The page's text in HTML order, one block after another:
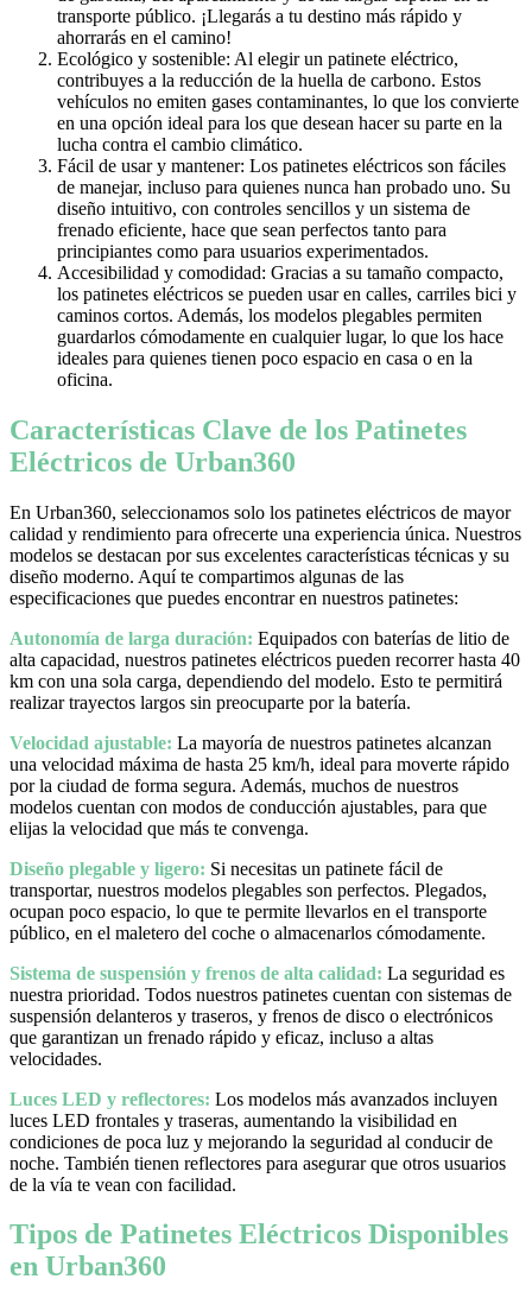
transporte público. ¡Llegarás a tu destino más rápido y
ahorrarás en el camino!
Ecológico y sostenible: Al elegir un patinete eléctrico,
contribuyes a la reducción de la huella de carbono. Estos
vehículos no emiten gases contaminantes, lo que los convierte
en una opción ideal para los que desean hacer su parte en la
lucha contra el cambio climático.
Fácil de usar y mantener: Los patinetes eléctricos son fáciles
de manejar, incluso para quienes nunca han probado uno. Su
diseño intuitivo, con controles sencillos y un sistema de
frenado eficiente, hace que sean perfectos tanto para
principiantes como para usuarios experimentados.
Accesibilidad y comodidad: Gracias a su tamaño compacto,
los patinetes eléctricos se pueden usar en calles, carriles bici y
caminos cortos. Además, los modelos plegables permiten
guardarlos cómodamente en cualquier lugar, lo que los hace
ideales para quienes tienen poco espacio en casa o en la
oficina.
Características Clave de los Patinetes
Eléctricos de Urban360
En Urban360, seleccionamos solo los patinetes eléctricos de mayor
calidad y rendimiento para ofrecerte una experiencia única. Nuestros
modelos se destacan por sus excelentes características técnicas y su
diseño moderno. Aquí te compartimos algunas de las
especificaciones que puedes encontrar en nuestros patinetes:
Autonomía de larga duración: Equipados con baterías de litio de
alta capacidad, nuestros patinetes eléctricos pueden recorrer hasta 40
km con una sola carga, dependiendo del modelo. Esto te permitirá
realizar trayectos largos sin preocuparte por la batería.
Velocidad ajustable: La mayoría de nuestros patinetes alcanzan
una velocidad máxima de hasta 25 km/h, ideal para moverte rápido
por la ciudad de forma segura. Además, muchos de nuestros
modelos cuentan con modos de conducción ajustables, para que
elijas la velocidad que más te convenga.
Diseño plegable y ligero: Si necesitas un patinete fácil de
transportar, nuestros modelos plegables son perfectos. Plegados,
ocupan poco espacio, lo que te permite llevarlos en el transporte
público, en el maletero del coche o almacenarlos cómodamente.
Sistema de suspensión y frenos de alta calidad: La seguridad es
nuestra prioridad. Todos nuestros patinetes cuentan con sistemas de
suspensión delanteros y traseros, y frenos de disco o electrónicos
que garantizan un frenado rápido y eficaz, incluso a altas
velocidades.
Luces LED y reflectores: Los modelos más avanzados incluyen
luces LED frontales y traseras, aumentando la visibilidad en
condiciones de poca luz y mejorando la seguridad al conducir de
noche. También tienen reflectores para asegurar que otros usuarios
de la vía te vean con facilidad.
Tipos de Patinetes Eléctricos Disponibles
en Urban360